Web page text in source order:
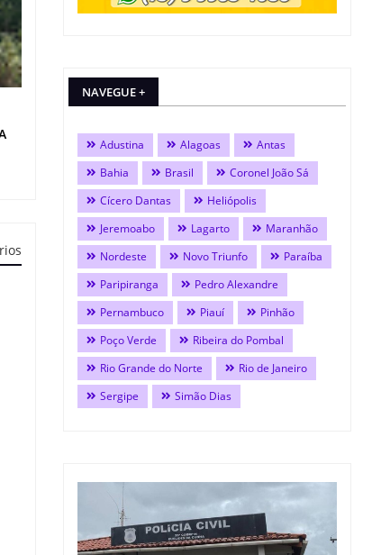
NAVEGUE +
Adustina Alagoas
Antas
Bahia
Brasil
Coronel João Sá
Cícero Dantas
Heliópolis
Jeremoabo
Lagarto
Maranhão
Nordeste
Novo Triunfo
Paraíba
Paripiranga
Pedro Alexandre
Pernambuco
Piauí
Pinhão
Poço Verde
Ribeira do Pombal
Rio Grande do Norte
Rio de Janeiro
Sergipe
Simão Dias